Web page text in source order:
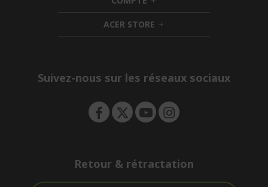
e
n
d
d
e
n
h
i
d
d
ACER STORE h
i
e
Suivez-nous sur les réseaux sociaux
Retour & rétractation